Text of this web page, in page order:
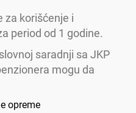
za korišćenje i
period od 1 godine.
saradnji sa JKP
mogu da
opreme